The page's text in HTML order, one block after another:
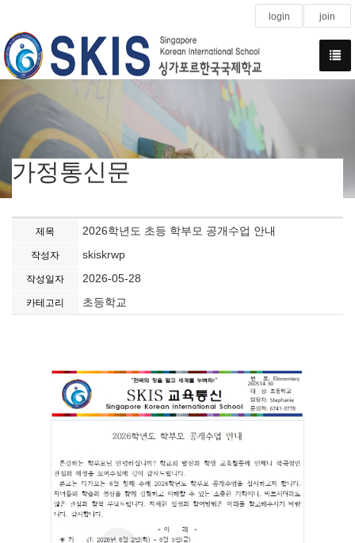
login join
가정통신문
제목 2026학년도 초등 학부모 공개수업 안내
작성자 skiskrwp
작성일자 2026-05-28
카테고리 초등학교